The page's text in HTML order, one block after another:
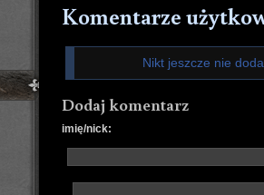
Komentarze
Nikt jeszcze nie
Dodaj komentarz
imię/nick: